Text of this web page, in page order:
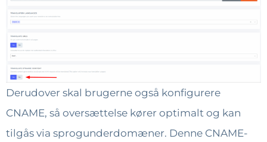
Derudover skal brugerne også konfigurere
CNAME, så oversættelse kører optimalt og kan
tilgås via sprogunderdomæner. Denne CNAME-